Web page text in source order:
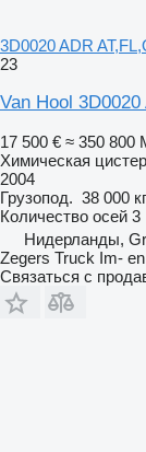
3D0020 ADR
23
Van Hool 3D0020
17 500 € ≈ 350 800
Химическая
2004
Грузопод. 38 000 кг
Количество осей 3
Нидерланды,
Zegers Truck Im-
Связаться с